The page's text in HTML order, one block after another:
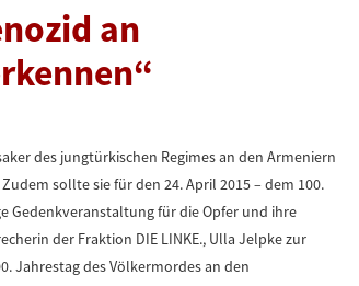
an
des jungtürkischen Regimes an den Armeniern
sollte sie für den 24. April 2015 – dem 100.
Gedenkveranstaltung für die Opfer und ihre
der Fraktion DIE LINKE., Ulla Jelpke zur
Jahrestag des Völkermordes an den